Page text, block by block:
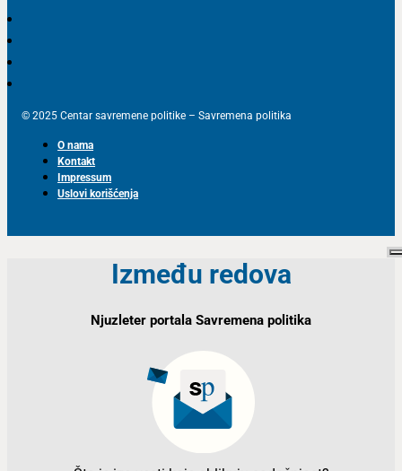
© 2025 Centar savremene politike – Savremena politika
O nama
Kontakt
Impressum
Uslovi korišćenja
Između redova
Njuzleter portala Savremena politika